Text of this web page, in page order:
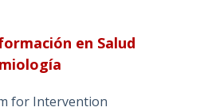
en Salud
for Intervention